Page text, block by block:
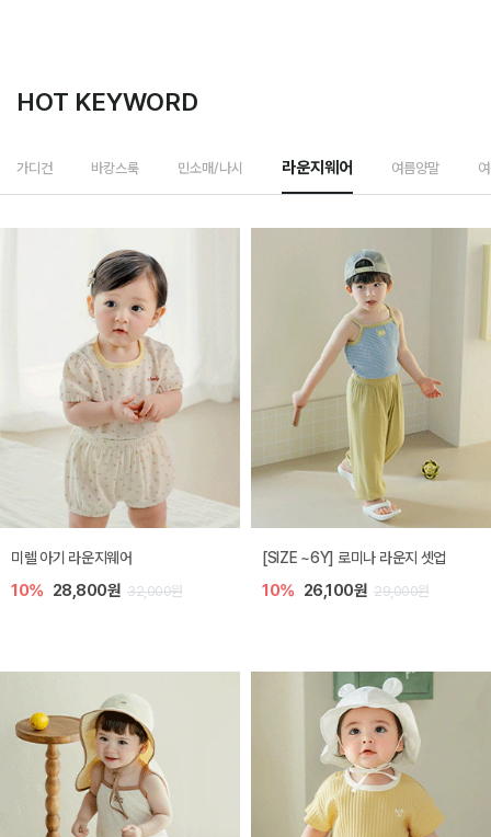
HOT KEYWORD
건 바캉스룩 민소매/나시 라운지웨어 여름양말 여름모자
스완 여름 아기 양말
20% 5,600원 7,000원
엘룬 여름 아기 덧신 2종세트
10% 5,100원 5,600원